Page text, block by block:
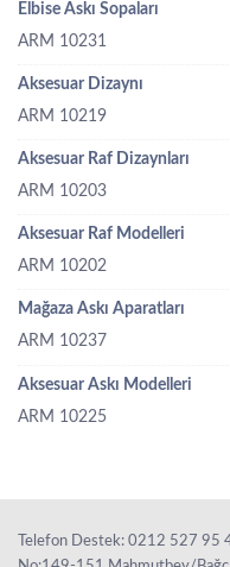
Elbise Askı Sopaları
ARM 10231
Aksesuar Dizaynı
ARM 10219
Aksesuar Raf Dizaynları
ARM 10203
Aksesuar Raf Modelleri
ARM 10202
Mağaza Askı Aparatları
ARM 10237
Aksesuar Askı Modelleri
ARM 10225
Telefon Destek: 0212 527 95